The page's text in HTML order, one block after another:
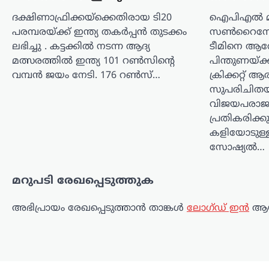
ദക്ഷിണാഫ്രിക്കയ്‌ക്കെതിരായ ടി20
പരമ്പരയ്ക്ക് ഇന്ത്യ തകര്‍പ്പന്‍ തുടക്കം
ലഭിച്ചു . കട്ടക്കില്‍ നടന്ന ആദ്യ
മത്സരത്തില്‍ ഇന്ത്യ 101 റണ്‍സിന്റെ
വമ്പന്‍ ജയം നേടി. 176 റണ്‍സ്…
ഐപിഎൽ
ടീമിനെ
ക്രിക്കറ്റ്
സോഷ്യൽ…
മറുപടി രേഖപ്പെടുത്തുക
അഭിപ്രായം രേഖപ്പെടുത്താ‍ൻ താങ്കൾ ലോഗ്ഡ് ഇൻ
കേരളം,തിരുവനന്തപുരം ലേറ്റസ്റ്റ് ന്യൂസ്
കേന്ദ്ര സഹായം
നഷ്ടപ്പെടാതിരിക്കാനാണ്
മാറ്റമെന്ന് സർക്കാർ;
ഓഗസ്റ്റ്‌ 7, 2026
ബന്ധപ്പെട്ട് വിശദീകരണവുമായി
ചെയ്യാതെ ശേഷിക്കുന്ന തുകകൾ